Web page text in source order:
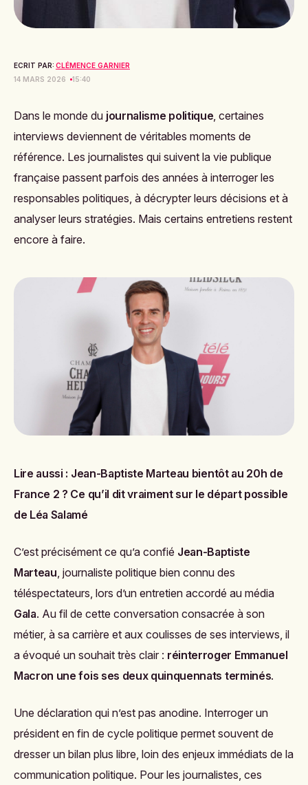
ECRIT PAR: CLÉMENCE GARNIER
14 MARS 2026
15:40
Dans le monde du journalisme politique, certaines
interviews deviennent de véritables moments de
référence. Les journalistes qui suivent la vie publique
française passent parfois des années à interroger les
responsables politiques, à décrypter leurs décisions et à
analyser leurs stratégies. Mais certains entretiens restent
encore à faire.
Lire aussi : Jean-Baptiste Marteau bientôt au 20h de
France 2 ? Ce qu’il dit vraiment sur le départ possible
de Léa Salamé
C’est précisément ce qu’a confié Jean-Baptiste
Marteau , journaliste politique bien connu des
téléspectateurs, lors d’un entretien accordé au média
Gala. Au fil de cette conversation consacrée à son
métier, à sa carrière et aux coulisses de ses interviews, il
a évoqué un souhait très clair : réinterroger Emmanuel
Macron une fois ses deux quinquennats terminés.
Une déclaration qui n’est pas anodine. Interroger un
président en fin de cycle politique permet souvent de
dresser un bilan plus libre, loin des enjeux immédiats de la
communication politique. Pour les journalistes, ces